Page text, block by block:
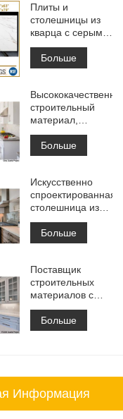
Плиты и
столешницы из
кварца с серыми
прожилками с
принтом | Кварц
с принтом по
PQ005
Больше
Высококачественный
строительный
материал,
каменная
напольная
плитка, светло-
проекты
Больше
Искусственно
спроектированная
столешница из
белого
кварцевого камня
Калакатта,
туалетного
столика и
рабочая плита
Больше
Поставщик
строительных
материалов с
твердой
поверхностью из
искусственного
Больше
Информация